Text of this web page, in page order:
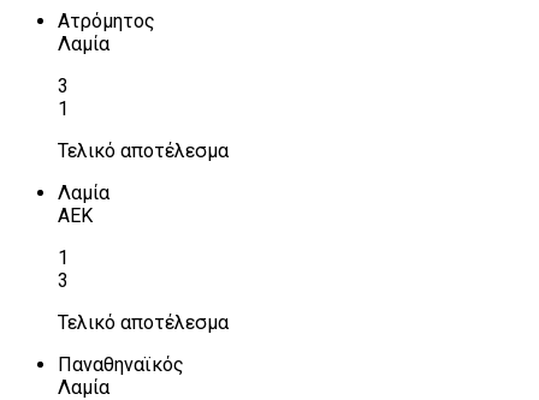
Ατρόμητος
Λαμία
3
1
Τελικό αποτέλεσμα
Λαμία
ΑΕΚ
1
3
Τελικό αποτέλεσμα
Παναθηναϊκός
Λαμία